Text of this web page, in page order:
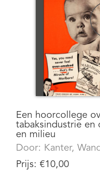
Een hoorcollege
tabaksindustrie en
en milieu
Door: Kanter,
Prijs: €10,00